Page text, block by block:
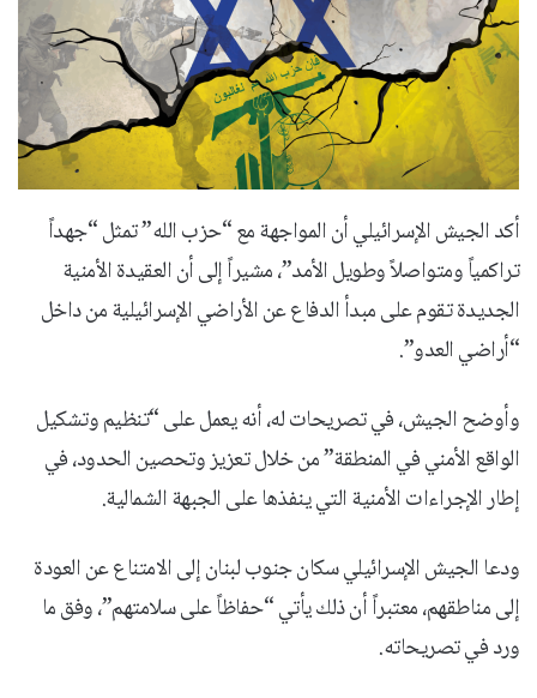
أكد الجيش الإسرائيلي أن المواجهة مع “حزب الله” تمثل “جهداً
تراكمياً ومتواصلاً وطويل الأمد”، مشيراً إلى أن العقيدة الأمنية
الجديدة تقوم على مبدأ الدفاع عن الأراضي الإسرائيلية من داخل
“أراضي العدو”.
وأوضح الجيش، في تصريحات له، أنه يعمل على “تنظيم وتشكيل
الواقع الأمني في المنطقة” من خلال تعزيز وتحصين الحدود، في
إطار الإجراءات الأمنية التي ينفذها على الجبهة الشمالية.
ودعا الجيش الإسرائيلي سكان جنوب لبنان إلى الامتناع عن العودة
إلى مناطقهم، معتبراً أن ذلك يأتي “حفاظاً على سلامتهم”، وفق ما
ورد في تصريحاته.